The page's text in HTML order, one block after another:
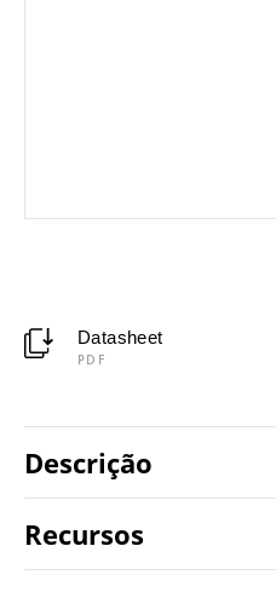
Datasheet
PDF
Descrição
Recursos